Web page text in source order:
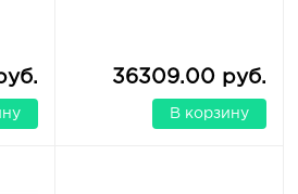
36309.00 руб.
В корзину